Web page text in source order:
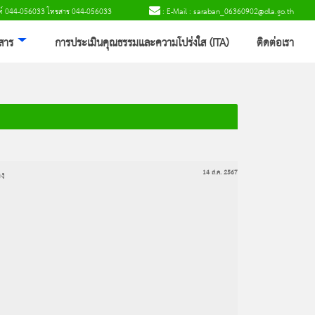
044-056033 โทรสาร 044-056033 : E-Mail : saraban_06360902@dla.go.th
ร การประเมินคุณธรรมและความโปร่งใส (ITA) ติดต่อเรา
14 ส.ค. 2567